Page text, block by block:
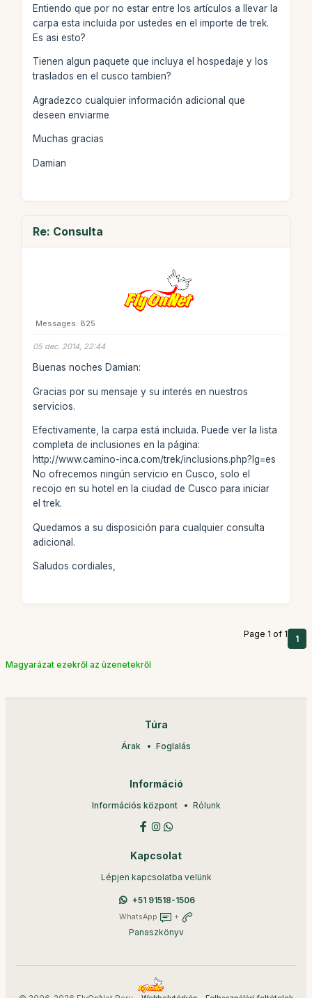
Entiendo que por no estar entre los artículos a llevar la
carpa esta incluida por ustedes en el importe de trek.
Es asi esto?
Tienen algun paquete que incluya el hospedaje y los
traslados en el cusco tambien?
Agradezco cualquier información adicional que
deseen enviarme
Muchas gracias
Damian
Re: Consulta
Messages: 825
05 dec. 2014, 22:44
Buenas noches Damian:
Gracias por su mensaje y su interés en nuestros
servicios.
Efectivamente, la carpa está incluida. Puede ver la lista
completa de inclusiones en la página:
http://www.camino-inca.com/trek/inclusions.php?lg=es
No ofrecemos ningún servicio en Cusco, solo el
recojo en su hotel en la ciudad de Cusco para iniciar
el trek.
Quedamos a su disposición para cualquier consulta
adicional.
Saludos cordiales,
Page 1 of 1 1
Magyarázat ezekről az üzenetekről
Túra
Árak Foglalás
Információ
Információs központ Rólunk
Kapcsolat
Lépjen kapcsolatba velünk
+51 91518-1506
WhatsApp +
Panaszkönyv